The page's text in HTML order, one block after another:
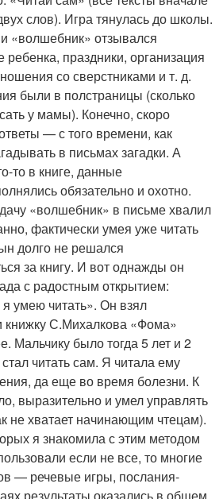
слов). Игра тянулась до школы.
«волшебник» отзывался
праздники, организация
со сверстниками и т. д.
были в полстраницы (сколько
у мамы). Конечно, скоро
— с того времени, как
в письмах загадки. А
то в книге, данные
обязательно и охотно.
«волшебник» в письме хвалил
фактически умея уже читать
долго не решался
за книгу. И вот однажды он
с радостным открытием:
умею читать». Он взял
книжку С.Михалкова «Фома»
Мальчику было тогда 5 лет и 2
читать сам. Я читала ему
да еще во время болезни. К
выразительно и умел управлять
не хватает начинающим чтецам).
я знакомила с этим методом
если не все, то многие
— речевые игры, послания-
результаты оказались в общем